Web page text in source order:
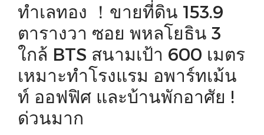
ทำเลทอง ！ขายที่ดิน 153.9
ตารางวา ซอย พหลโยธิน 3
ใกล้ BTS สนามเป้า 600 เมตร
เหมาะทำโรงแรม อพาร์ทเม้น
ท์ ออฟฟิศ และบ้านพักอาศัย !
ด่วนมาก